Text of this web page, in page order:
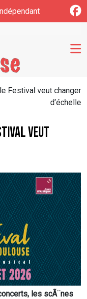
Festival veut changer
d’échelle
veut
les scÃ¨nes